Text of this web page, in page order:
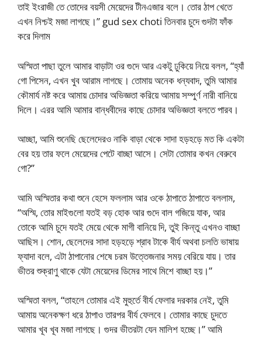
তাই ইংরাজী তে তোদের বয়সী মেয়েদের টীনএজার বলে। তোর ঠাপ খেতে
এখন নিশ্চই মজা লাগছে।” gud sex choti তিনবার চুদে গুদটা ফাঁক
করে দিলাম
অস্মিতা পাছা তুলে আমার বাড়াটা ওর গুদে আর একটু ঢুকিয়ে নিয়ে বলল, “হ্যাঁ
গো পিসেন, এখন খুব আরাম লাগছে। তোমায় অনেক ধন্যবাদ, তুমি আমার
কৌমার্য নষ্ট করে আমায় চোদার অভিজ্ঞতা করিয়ে আমায় সম্পুর্ণ নারী বানিয়ে
দিলে। এরর আমি আমার বান্ধবীদের কাছে চোদার অভিজ্ঞতা বলতে পারব।
আচ্ছা, আমি শুনেছি ছেলেদেরও নাকি বাড়া থেকে সাদা হড়হড়ে মত কি একটা
বের হয় তার ফলে মেয়েদের পেটে বাচ্ছা আসে। সেটা তোমার কখন বেরুবে
গো?”
আমি অস্মিতার কথা শুনে হেসে ফললাম আর ওকে ঠাপাতে ঠাপাতে বললাম,
“অস্মি, তোর মাইগুলো যতই বড় হোক আর গুদে বাল গজিয়ে যাক, আর
তোকে আমি চুদে যতই মেয়ে থেকে মাগী বানিয়ে দি, তুই কিন্তু এখনও বাচ্ছা
আছিস। শোন, ছেলেদের সাদা হড়হড়ে শ্রাব টাকে বীর্য অথবা চলতি ভাষায়
ফ্যাদা বলে, এটা ঠাপানোর শেষে চরম উত্তেজনার সময় বেরিয়ে যায়। তার
ভীতর শুক্রাণু থাকে যেটা মেয়েদের ডিমের সাথে মিশে বাচ্ছা হয়।”
অস্মিতা বলল, “তাহলে তোমার এই মুহুর্তে বীর্য ফেলার দরকার নেই, তুমি
আমায় অনেকক্ষণ ধরে ঠাপাও তারপর বীর্য ফেলবে। তোমার কাছে চুদতে
আমার খূব খূব মজা লাগছে। গুদর ভীতরটা যেন মালিশ হচ্ছে।” আমি